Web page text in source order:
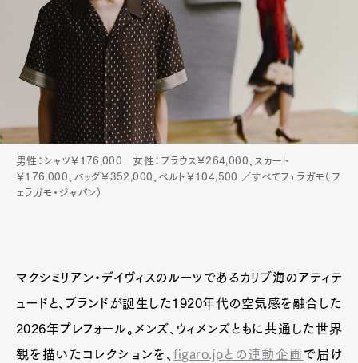
Art&DesignWatch Fashion
GourmetCars
男性：シャツ￥176,000 女性：ブラウス￥264,000、スカート
￥176,000、バッグ￥352,000、ベルト￥104,500 ／すべてフェラガモ（フ
ェラガモ・ジャパン）
マクシミリアン・デイヴィスのルーツであるカリブ海のアティテ
ュードと、ブランドが誕生した1920年代の空気感を融合した
2026年プレフォール。メンズ、ウィメンズともに共通した世界
観を描いたコレクションを、figaro.jpとの連動企画 で届け